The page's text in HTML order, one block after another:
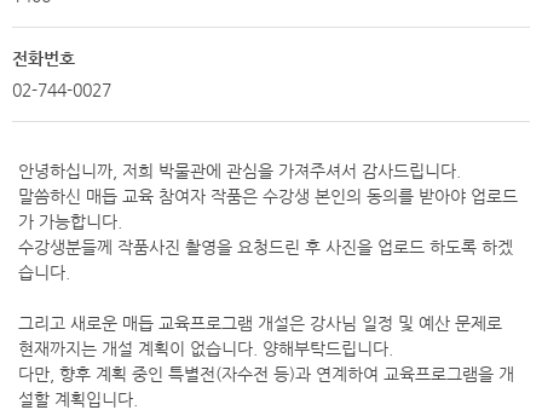
전화번호
02-744-0027
안녕하십니까, 저희 박물관에 관심을 가져주셔서 감사드립니다.
말씀하신 매듭 교육 참여자 작품은 수강생 본인의 동의를 받아야 업로드
가 가능합니다.
수강생분들께 작품사진 촬영을 요청드린 후 사진을 업로드 하도록 하겠
습니다.
그리고 새로운 매듭 교육프로그램 개설은 강사님 일정 및 예산 문제로
현재까지는 개설 계획이 없습니다. 양해부탁드립니다.
다만, 향후 계획 중인 특별전(자수전 등)과 연계하여 교육프로그램을 개
설할 계획입니다.